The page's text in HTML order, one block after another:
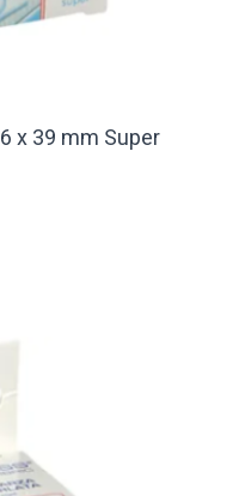
x 39 mm Super